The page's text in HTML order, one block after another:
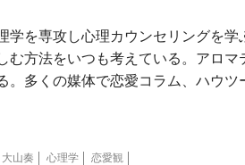
を専攻し心理カウンセリングを学
む方法をいつも考えている。アロマ
。多くの媒体で恋愛コラム、ハウツ
大山奏 心理学 恋愛観